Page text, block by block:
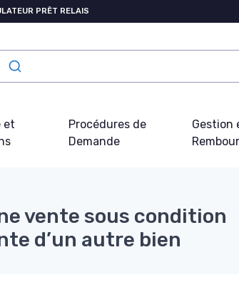
PRÊT RELAIS
et
Procédures de
Demande
Gestion
vente sous condition
d’un autre bien